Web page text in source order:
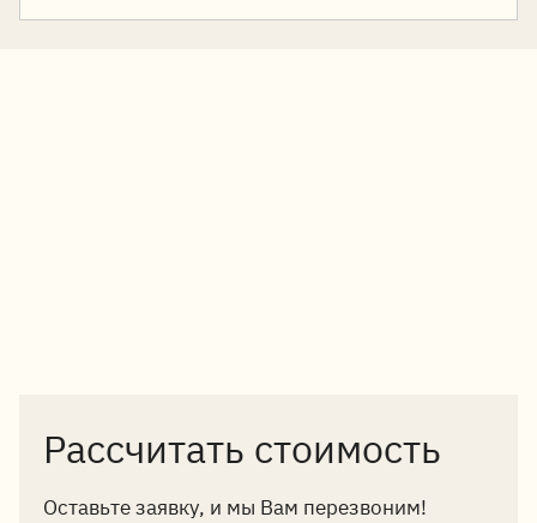
Рассчитать стоимость
Оставьте заявку, и мы Вам перезвоним!